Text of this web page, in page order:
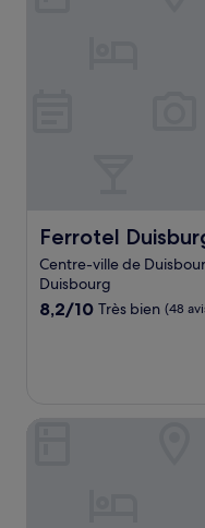
Ferrotel
Ferrotel Duisburg
Centre-ville de
Duisbourg
8.2
8,2/10 Très bien (48